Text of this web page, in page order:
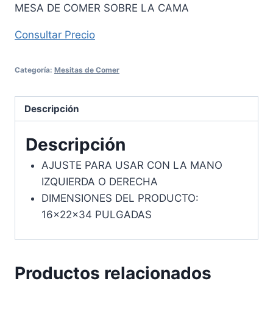
MESA DE COMER SOBRE LA CAMA
Consultar Precio
Categoría: Mesitas de Comer
Descripción
Descripción
AJUSTE PARA USAR CON LA MANO
IZQUIERDA O DERECHA
DIMENSIONES DEL PRODUCTO:
16x22x34 PULGADAS
Productos relacionados